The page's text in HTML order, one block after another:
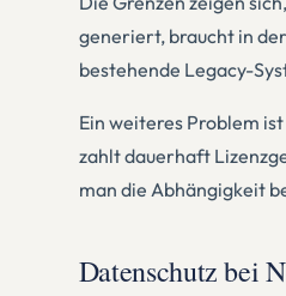
generiert, braucht in
bestehende Legacy-
Ein weiteres Problem
zahlt dauerhaft
man die Abhängigkeit
Datenschutz bei